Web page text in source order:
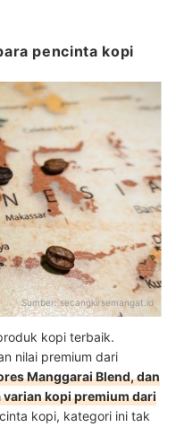
pencinta kopi
Sumber:secangkirsemangat.id
kopi terbaik.
nilai premium dari
Manggarai Blend, dan
kopi premium dari
kopi, kategori ini tak